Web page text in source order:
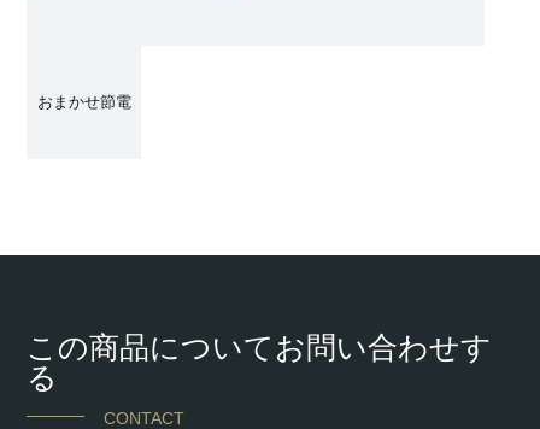
おまかせ節電
この商品についてお問い合わせす
る
CONTACT